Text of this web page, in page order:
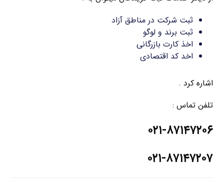
ثبت شرکت در مناطق آزاد
ثبت برند و لوگو
اخذ کارت بازرگانی
اخد کد اقتصادی
اشاره کرد .
تلفن تماس :
۰۲۱-۸۷۱۴۷۲۰۶
۰۲۱-۸۷۱۴۷۲۰۷